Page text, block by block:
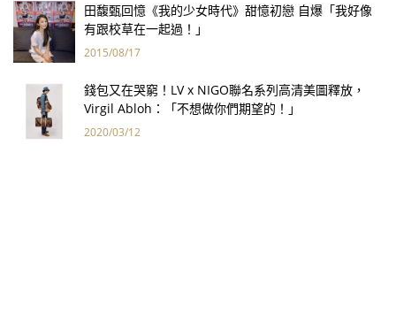
田馥甄回憶《我的少女時代》甜憶初戀 自爆「我好像
有跟校草在一起過！」
2015/08/17
錢包又在哭窮！LV x NIGO聯名系列高清美圖釋放，
Virgil Abloh：「不想做你們期望的！」
2020/03/12